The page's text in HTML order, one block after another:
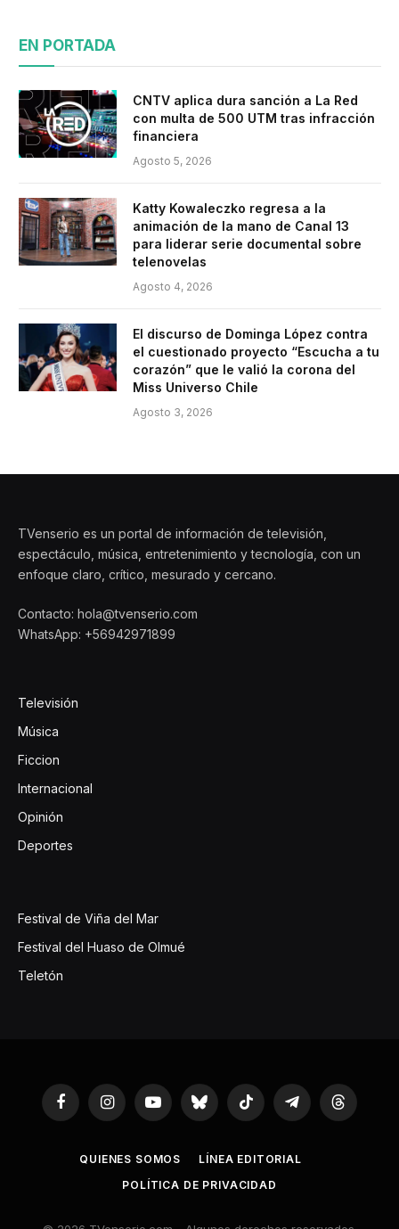
EN PORTADA
CNTV aplica dura sanción a La Red
con multa de 500 UTM tras infracción
financiera
Agosto 5, 2026
Katty Kowaleczko regresa a la
animación de la mano de Canal 13
para liderar serie documental sobre
telenovelas
Agosto 4, 2026
El discurso de Dominga López contra
el cuestionado proyecto “Escucha a tu
corazón” que le valió la corona del
Miss Universo Chile
Agosto 3, 2026
TVenserio es un portal de información de televisión,
espectáculo, música, entretenimiento y tecnología, con un
enfoque claro, crítico, mesurado y cercano.
Contacto: hola@tvenserio.com
WhatsApp: +56942971899
Televisión
Música
Ficcion
Internacional
Opinión
Deportes
Festival de Viña del Mar
Festival del Huaso de Olmué
Teletón
FacebookInstagramYouTubeBluesky TikTok TelegramThreads
QUIENES SOMOS
LÍNEA EDITORIAL
POLÍTICA DE PRIVACIDAD